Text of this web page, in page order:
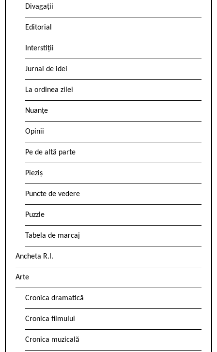
Divagații
Editorial
Interstiții
Jurnal de idei
La ordinea zilei
Nuanțe
Opinii
Pe de altă parte
Pieziș
Puncte de vedere
Puzzle
Tabela de marcaj
Ancheta R.l.
Arte
Cronica dramatică
Cronica filmului
Cronica muzicală